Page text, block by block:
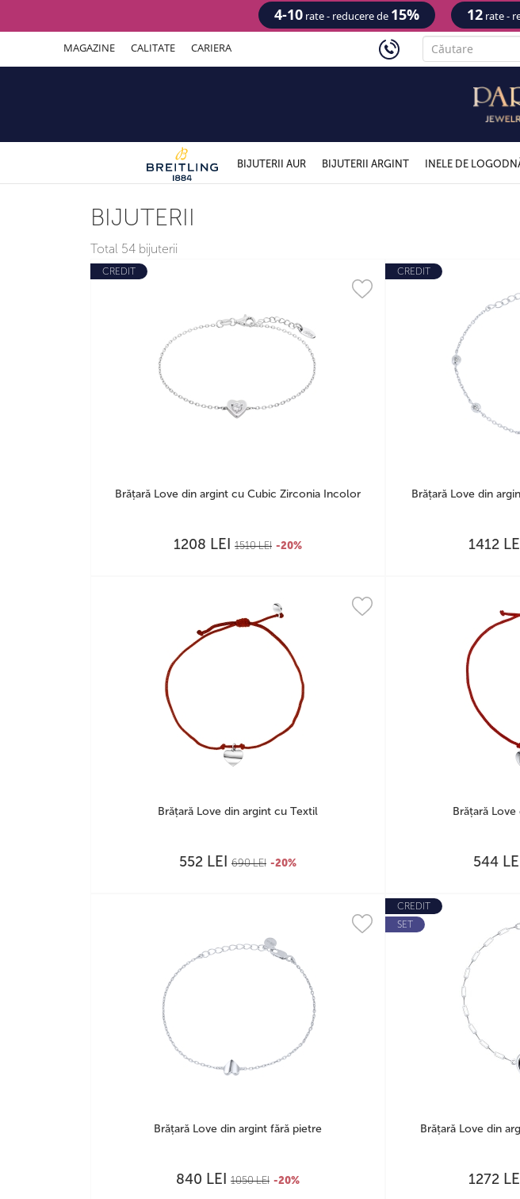
4-10rate - reducere de 15% 12rate -
MAGAZINE CALITATE CARIERA '
BIJUTERII AUR BIJUTERII ARGINT INELE DE
BIJUTERII
Total 54 bijuterii
CREDIT
Brățară Love din argint cu Cubic Zirconia Incolor
1208 LEI 1510LEI -20%
CREDIT
Brățară Love din
1412
Brățară Love din argint cu Textil
552 LEI 690LEI -20%
Brățară
544
Brățară Love din argint fără pietre
840 LEI 1050LEI -20%
CREDIT
SET
Brățară Love din
1272